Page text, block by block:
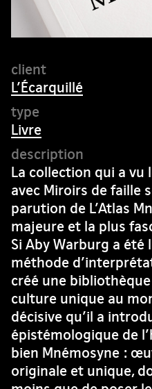
L’Écarquillé
Livre
La collection qui a vu
avec Miroirs de faille
parution de L’Atlas
majeure et la plus
Si Aby Warburg a
méthode
créé une
culture unique au
décisive qu’il a
épistémologique de
bien Mnémosyne :
originale et unique,